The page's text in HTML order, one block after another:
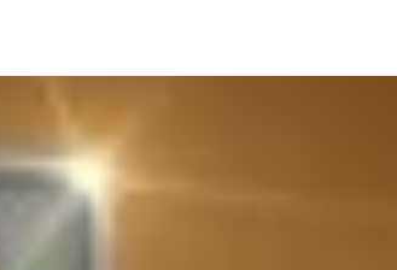
Cásper Líbero
FM